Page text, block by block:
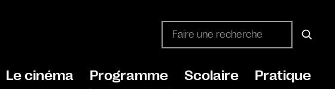
Le cinéma Programme Scolaire Pratique